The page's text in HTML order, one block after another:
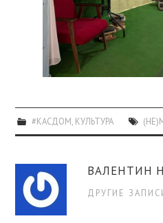
#КАСДОМ, КУЛЬТУРА
ВАЛЕНТИН
ДРУГИЕ